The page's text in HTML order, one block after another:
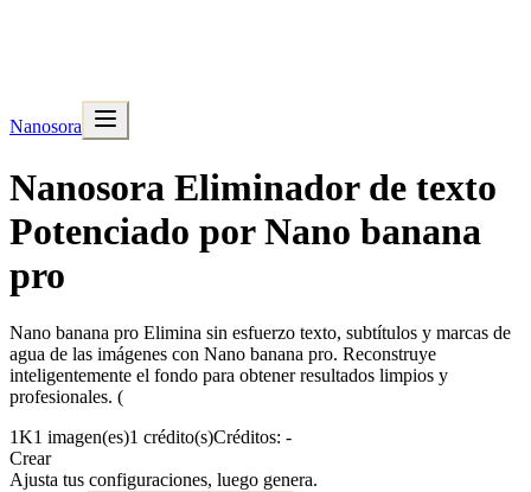
Nanosora
Nanosora Eliminador de texto
Potenciado por Nano banana
pro
Nano banana pro Elimina sin esfuerzo texto, subtítulos y marcas de
agua de las imágenes con Nano banana pro. Reconstruye
inteligentemente el fondo para obtener resultados limpios y
profesionales. (
1K1 imagen(es)1 crédito(s)Créditos: -
Crear
Ajusta tus configuraciones, luego genera.